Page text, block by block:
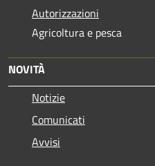
Autorizzazioni
Agricoltura e pesca
NOVITÀ
Notizie
Comunicati
Avvisi